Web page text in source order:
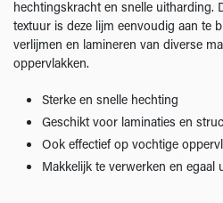
hechtingskracht en snelle uitharding.
textuur is deze lijm eenvoudig aan te
verlijmen en lamineren van diverse
oppervlakken.
Sterke en snelle hechting
Geschikt voor laminaties en
Ook effectief op vochtige
Makkelijk te verwerken en egaal